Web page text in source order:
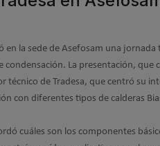
en la sede de Asefosam una
condensación. La presentación,
técnico de Tradesa, que centró su
con diferentes tipos de calderas
cuáles son los componentes